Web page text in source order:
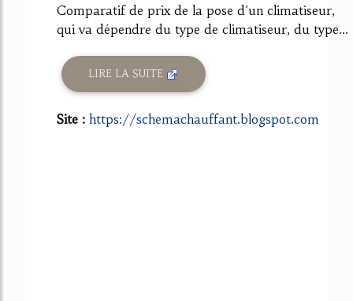
Comparatif de prix de la pose d'un climatiseur,
qui va dépendre du type de climatiseur, du type...
LIRE LA SUITE
Site : https://schemachauffant.blogspot.com